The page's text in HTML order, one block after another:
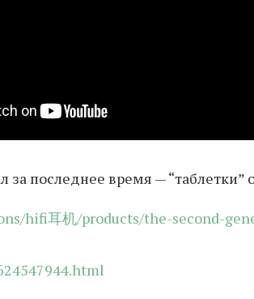
последнее время — “таблетки”
hifi耳机/products/the-second-